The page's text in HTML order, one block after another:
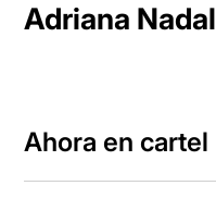
Adriana Nadal
Ahora en cartel